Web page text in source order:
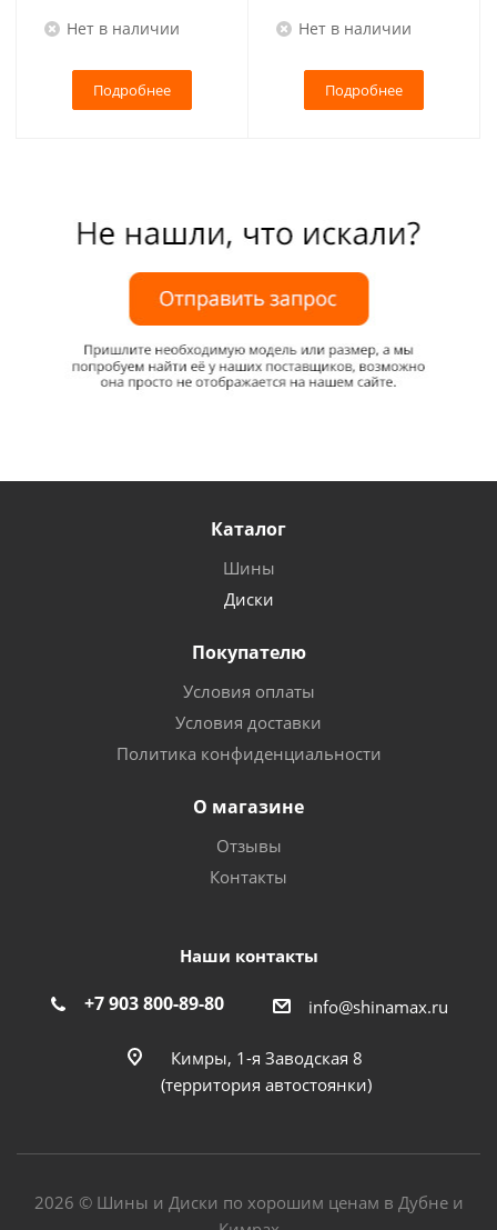
Нет в наличии
Подробнее
Нет в наличии
Подробнее
Каталог
Шины
Диски
Покупателю
Условия оплаты
Условия доставки
Политика конфиденциальности
О магазине
Отзывы
Контакты
Наши контакты
+7 903 800-89-80 info@shinamax.ru
Кимры, 1-я Заводская 8
(территория автостоянки)
2026 © Шины и Диски по хорошим ценам в Дубне и